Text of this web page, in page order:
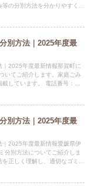
の分別方法を分かりやすく解
別方法｜2025年度最
2025年度最新情報那賀町に
いてご紹介します。家庭ごみ
しています。 電話番号：
別方法｜2025年度最
｜2025年度最新情報愛媛県伊
分別方法についてご紹介しま
正しく理解し、適切なゴミ出